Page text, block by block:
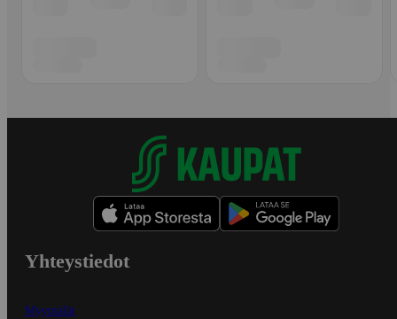
Yhteystiedot
Myymälät